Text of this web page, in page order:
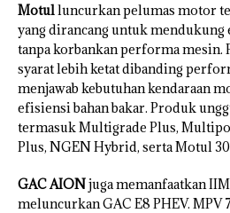
Motulluncurkan pelumas motor
yang dirancang untuk mendukung
tanpa korbankan performa
syarat lebih ketat dibanding
menjawab kebutuhan kendaraan
efisiensi bahan bakar. Produk
termasuk Multigrade Plus,
Plus, NGEN Hybrid, serta Motul
GACAIONjuga memanfaatkan
meluncurkan GAC E8 PHEV.